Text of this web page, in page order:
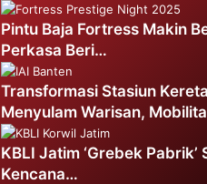
Pintu Baja Fortress Makin
Perkasa Beri…
Transformasi Stasiun
Menyulam Warisan,
KBLI Jatim ‘Grebek Pabrik’
Kencana…